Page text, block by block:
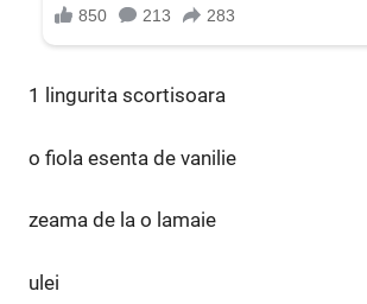
1 lingurita scortisoara
o fiola esenta de vanilie
zeama de la o lamaie
ulei